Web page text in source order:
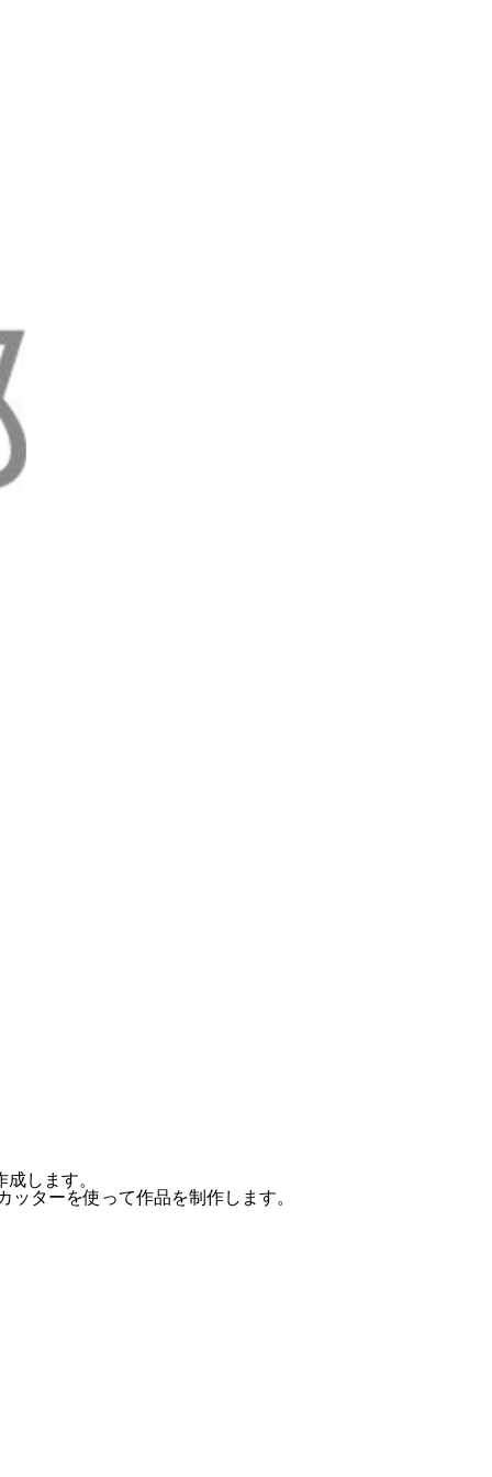
します。
ターを使って作品を制作します。